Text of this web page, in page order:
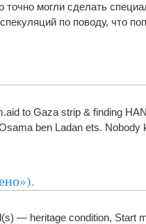
могли сделать
по поводу, что
to Gaza strip & finding
ben Ladan ets. Nobody
— heritage condition, Start